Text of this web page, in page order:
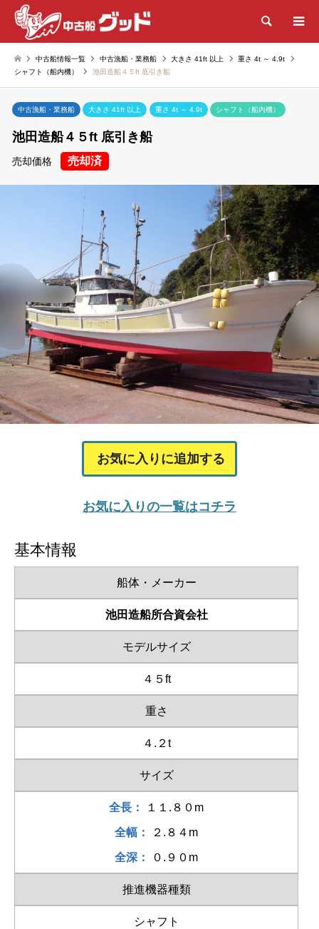
検索
中古船情報一覧 中古漁船・業務船 大きさ 41ft 以上
重さ 4t ～ 4.9t
シャフト（船内機）
池田造船４５ft 底引き船
中古漁船・業務船 大きさ 41ft 以上 重さ 4t ～ 4.9t シャフト（船内機）
池田造船４５ft 底引き船
売却価格 売却済
お気に入りに追加する
お気に入りの一覧はコチラ
基本情報
船体・メーカー
池田造船所合資会社
モデルサイズ
４５ft
重さ
４.２t
サイズ
全長： １１.８０m
全幅： ２.８４m
全深： ０.９０m
推進機器種類
シャフト